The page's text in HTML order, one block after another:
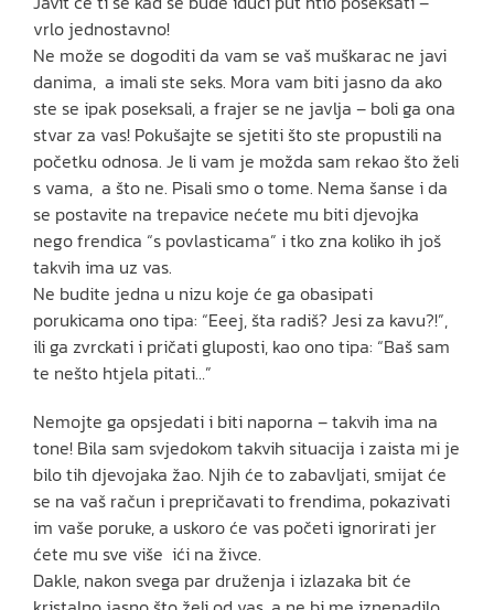
vrlo jednostavno!
Ne može se dogoditi da vam se vaš muškarac ne javi
danima, a imali ste seks. Mora vam biti jasno da ako
ste se ipak poseksali, a frajer se ne javlja – boli ga ona
stvar za vas! Pokušajte se sjetiti što ste propustili na
početku odnosa. Je li vam je možda sam rekao što želi
s vama, a što ne. Pisali smo o tome. Nema šanse i da
se postavite na trepavice nećete mu biti djevojka
nego frendica “s povlasticama” i tko zna koliko ih još
takvih ima uz vas.
Ne budite jedna u nizu koje će ga obasipati
porukicama ono tipa: “Eeej, šta radiš? Jesi za kavu?!”,
ili ga zvrckati i pričati gluposti, kao ono tipa: “Baš sam
te nešto htjela pitati…”
Nemojte ga opsjedati i biti naporna – takvih ima na
tone! Bila sam svjedokom takvih situacija i zaista mi je
bilo tih djevojaka žao. Njih će to zabavljati, smijat će
se na vaš račun i prepričavati to frendima, pokazivati
im vaše poruke, a uskoro će vas početi ignorirati jer
ćete mu sve više ići na živce.
Dakle, nakon svega par druženja i izlazaka bit će